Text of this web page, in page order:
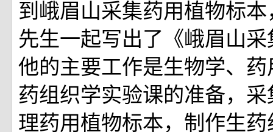
到峨眉山采集药用植物标
先生一起写出了《峨眉山
他的主要工作是生物学、
药组织学实验课的准备，
理药用植物标本，制作生